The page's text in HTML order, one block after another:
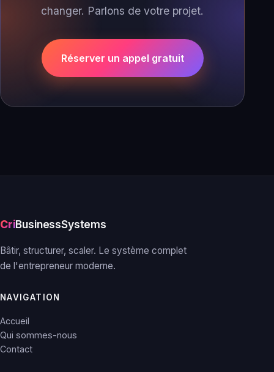
changer. Parlons de votre projet.
Réserver un appel gratuit
CriBusinessSystems
Bâtir, structurer, scaler. Le système complet
de l'entrepreneur moderne.
NAVIGATION
Accueil
Qui sommes-nous
Contact